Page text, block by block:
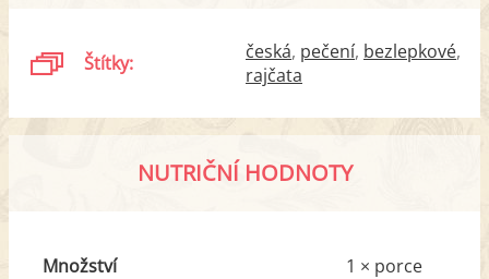
Štítky: česká pečení bezlepkové
rajčata
NUTRIČNÍ HODNOTY
Množství 1 × porce